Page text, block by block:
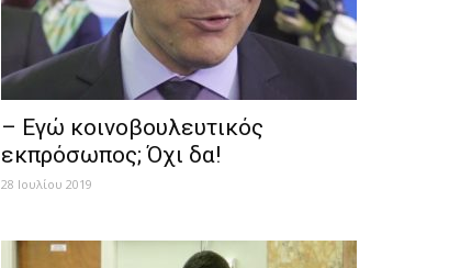
– Εγώ κοινοβουλευτικός
εκπρόσωπος; Όχι δα!
28 Ιουλίου 2019